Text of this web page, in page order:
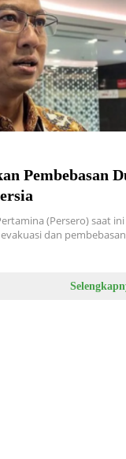
Pembebasan
(Persero) saat ini
dan